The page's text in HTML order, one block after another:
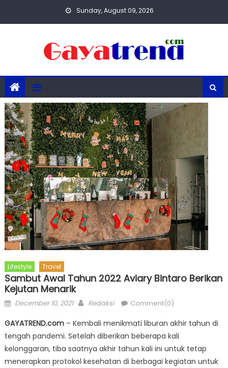
Sunday, August 09, 2026
Lifestyle Travel
Sambut Awal Tahun 2022 Aviary Bintaro Berikan
Kejutan Menarik
Posted
December 10, 2021 Author
Redaksi Comment(0)
GAYATREND.com– Kembali menikmati liburan akhir tahun di
tengah pandemi. Setelah diberikan beberapa kali
kelonggaran, tiba saatnya akhir tahun kali ini untuk tetap
menerapkan protokol kesehatan di berbagai kegiatan untuk